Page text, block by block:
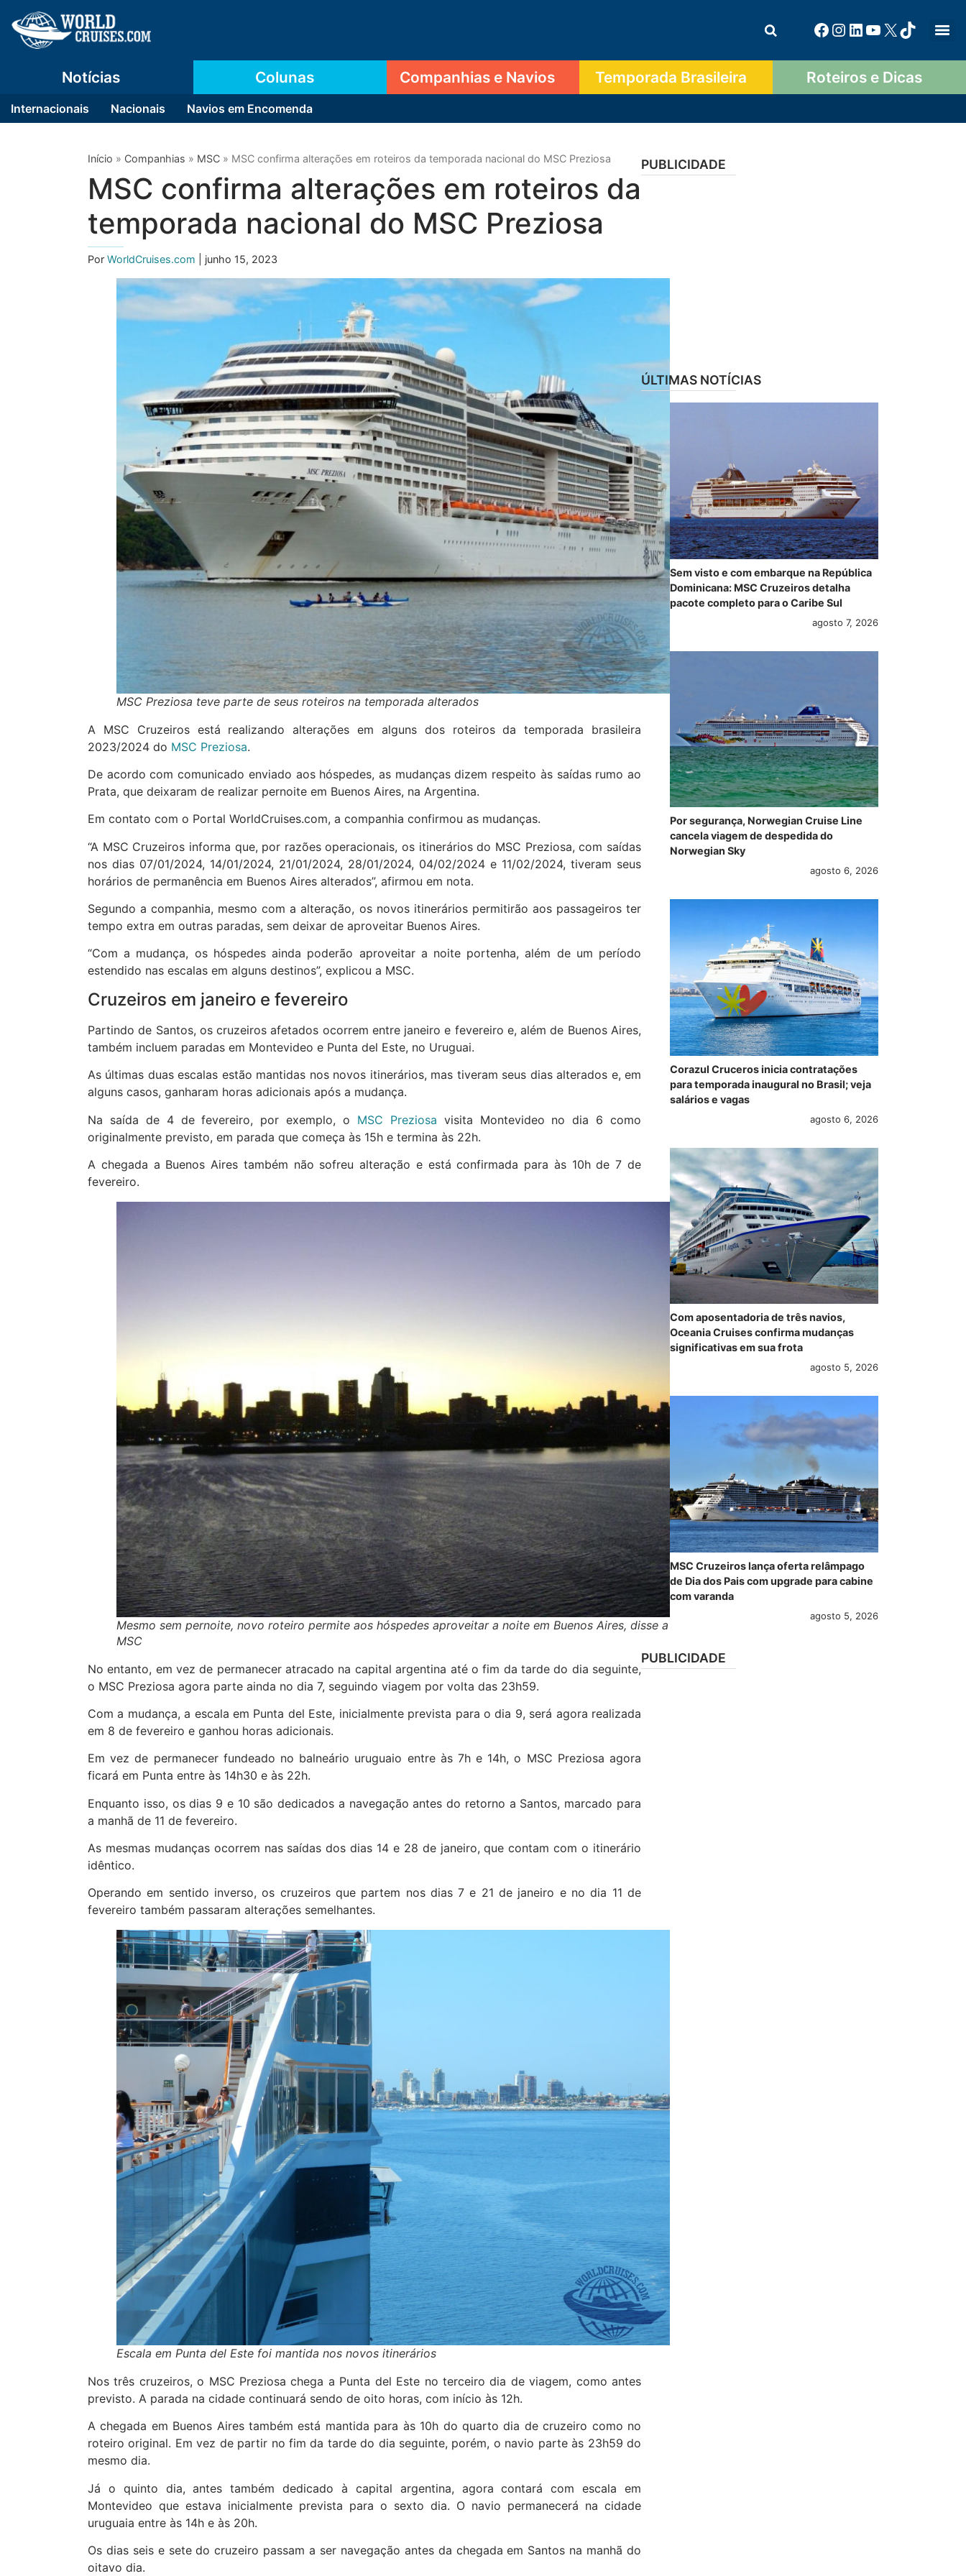
Notícias
Internacionais Nacionais Navios em Encomenda
Colunas Companhias e Navios Temporada Brasileira Roteiros e Dicas
Início » Companhias » MSC » MSC confirma alterações em roteiros da temporada nacional do MSC Preziosa
MSC confirma alterações em roteiros da
temporada nacional do MSC Preziosa
Por WorldCruises.com | junho 15, 2023
MSC Preziosa teve parte de seus roteiros na temporada alterados
A MSC Cruzeiros está realizando alterações em alguns dos roteiros da temporada brasileira
2023/2024 do MSC Preziosa.
De acordo com comunicado enviado aos hóspedes, as mudanças dizem respeito às saídas rumo ao
Prata, que deixaram de realizar pernoite em Buenos Aires, na Argentina.
Em contato com o Portal WorldCruises.com, a companhia confirmou as mudanças.
“A MSC Cruzeiros informa que, por razões operacionais, os itinerários do MSC Preziosa, com saídas
nos dias 07/01/2024, 14/01/2024, 21/01/2024, 28/01/2024, 04/02/2024 e 11/02/2024, tiveram seus
horários de permanência em Buenos Aires alterados”, afirmou em nota.
Segundo a companhia, mesmo com a alteração, os novos itinerários permitirão aos passageiros ter
tempo extra em outras paradas, sem deixar de aproveitar Buenos Aires.
“Com a mudança, os hóspedes ainda poderão aproveitar a noite portenha, além de um período
estendido nas escalas em alguns destinos”, explicou a MSC.
Cruzeiros em janeiro e fevereiro
Partindo de Santos, os cruzeiros afetados ocorrem entre janeiro e fevereiro e, além de Buenos Aires,
também incluem paradas em Montevideo e Punta del Este, no Uruguai.
As últimas duas escalas estão mantidas nos novos itinerários, mas tiveram seus dias alterados e, em
alguns casos, ganharam horas adicionais após a mudança.
Na saída de 4 de fevereiro, por exemplo, o MSC Preziosa visita Montevideo no dia 6 como
originalmente previsto, em parada que começa às 15h e termina às 22h.
A chegada a Buenos Aires também não sofreu alteração e está confirmada para às 10h de 7 de
fevereiro.
Mesmo sem pernoite, novo roteiro permite aos hóspedes aproveitar a noite em Buenos Aires, disse a
MSC
No entanto, em vez de permanecer atracado na capital argentina até o fim da tarde do dia seguinte,
o MSC Preziosa agora parte ainda no dia 7, seguindo viagem por volta das 23h59.
Com a mudança, a escala em Punta del Este, inicialmente prevista para o dia 9, será agora realizada
em 8 de fevereiro e ganhou horas adicionais.
Em vez de permanecer fundeado no balneário uruguaio entre às 7h e 14h, o MSC Preziosa agora
ficará em Punta entre às 14h30 e às 22h.
Enquanto isso, os dias 9 e 10 são dedicados a navegação antes do retorno a Santos, marcado para
a manhã de 11 de fevereiro.
As mesmas mudanças ocorrem nas saídas dos dias 14 e 28 de janeiro, que contam com o itinerário
idêntico.
Operando em sentido inverso, os cruzeiros que partem nos dias 7 e 21 de janeiro e no dia 11 de
fevereiro também passaram alterações semelhantes.
Escala em Punta del Este foi mantida nos novos itinerários
Nos três cruzeiros, o MSC Preziosa chega a Punta del Este no terceiro dia de viagem, como antes
previsto. A parada na cidade continuará sendo de oito horas, com início às 12h.
A chegada em Buenos Aires também está mantida para às 10h do quarto dia de cruzeiro como no
roteiro original. Em vez de partir no fim da tarde do dia seguinte, porém, o navio parte às 23h59 do
mesmo dia.
Já o quinto dia, antes também dedicado à capital argentina, agora contará com escala em
Montevideo que estava inicialmente prevista para o sexto dia. O navio permanecerá na cidade
uruguaia entre às 14h e às 20h.
Os dias seis e sete do cruzeiro passam a ser navegação antes da chegada em Santos na manhã do
oitavo dia.
PUBLICIDADE
ÚLTIMAS NOTÍCIAS
Sem visto e com embarque na República
Dominicana: MSC Cruzeiros detalha
pacote completo para o Caribe Sul
agosto 7, 2026
Por segurança, Norwegian Cruise Line
cancela viagem de despedida do
Norwegian Sky
agosto 6, 2026
Corazul Cruceros inicia contratações
para temporada inaugural no Brasil; veja
salários e vagas
agosto 6, 2026
Com aposentadoria de três navios,
Oceania Cruises confirma mudanças
significativas em sua frota
agosto 5, 2026
MSC Cruzeiros lança oferta relâmpago
de Dia dos Pais com upgrade para cabine
com varanda
agosto 5, 2026
PUBLICIDADE